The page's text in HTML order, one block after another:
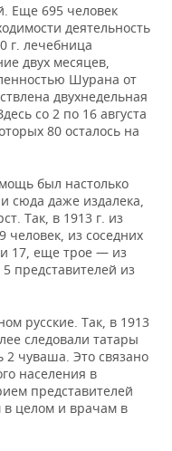
Еще 695 человек
деятельность
г. лечебница
двух месяцев,
Шурана от
двухнедельная
со 2 по 16 августа
80 осталось на
был настолько
сюда даже издалека,
Так, в 1913 г. из
человек, из соседних
и 17, еще трое — из
представителей из
русские. Так, в 1913
следовали татары
чуваша. Это связано
населения в
представителей
в целом и врачам в